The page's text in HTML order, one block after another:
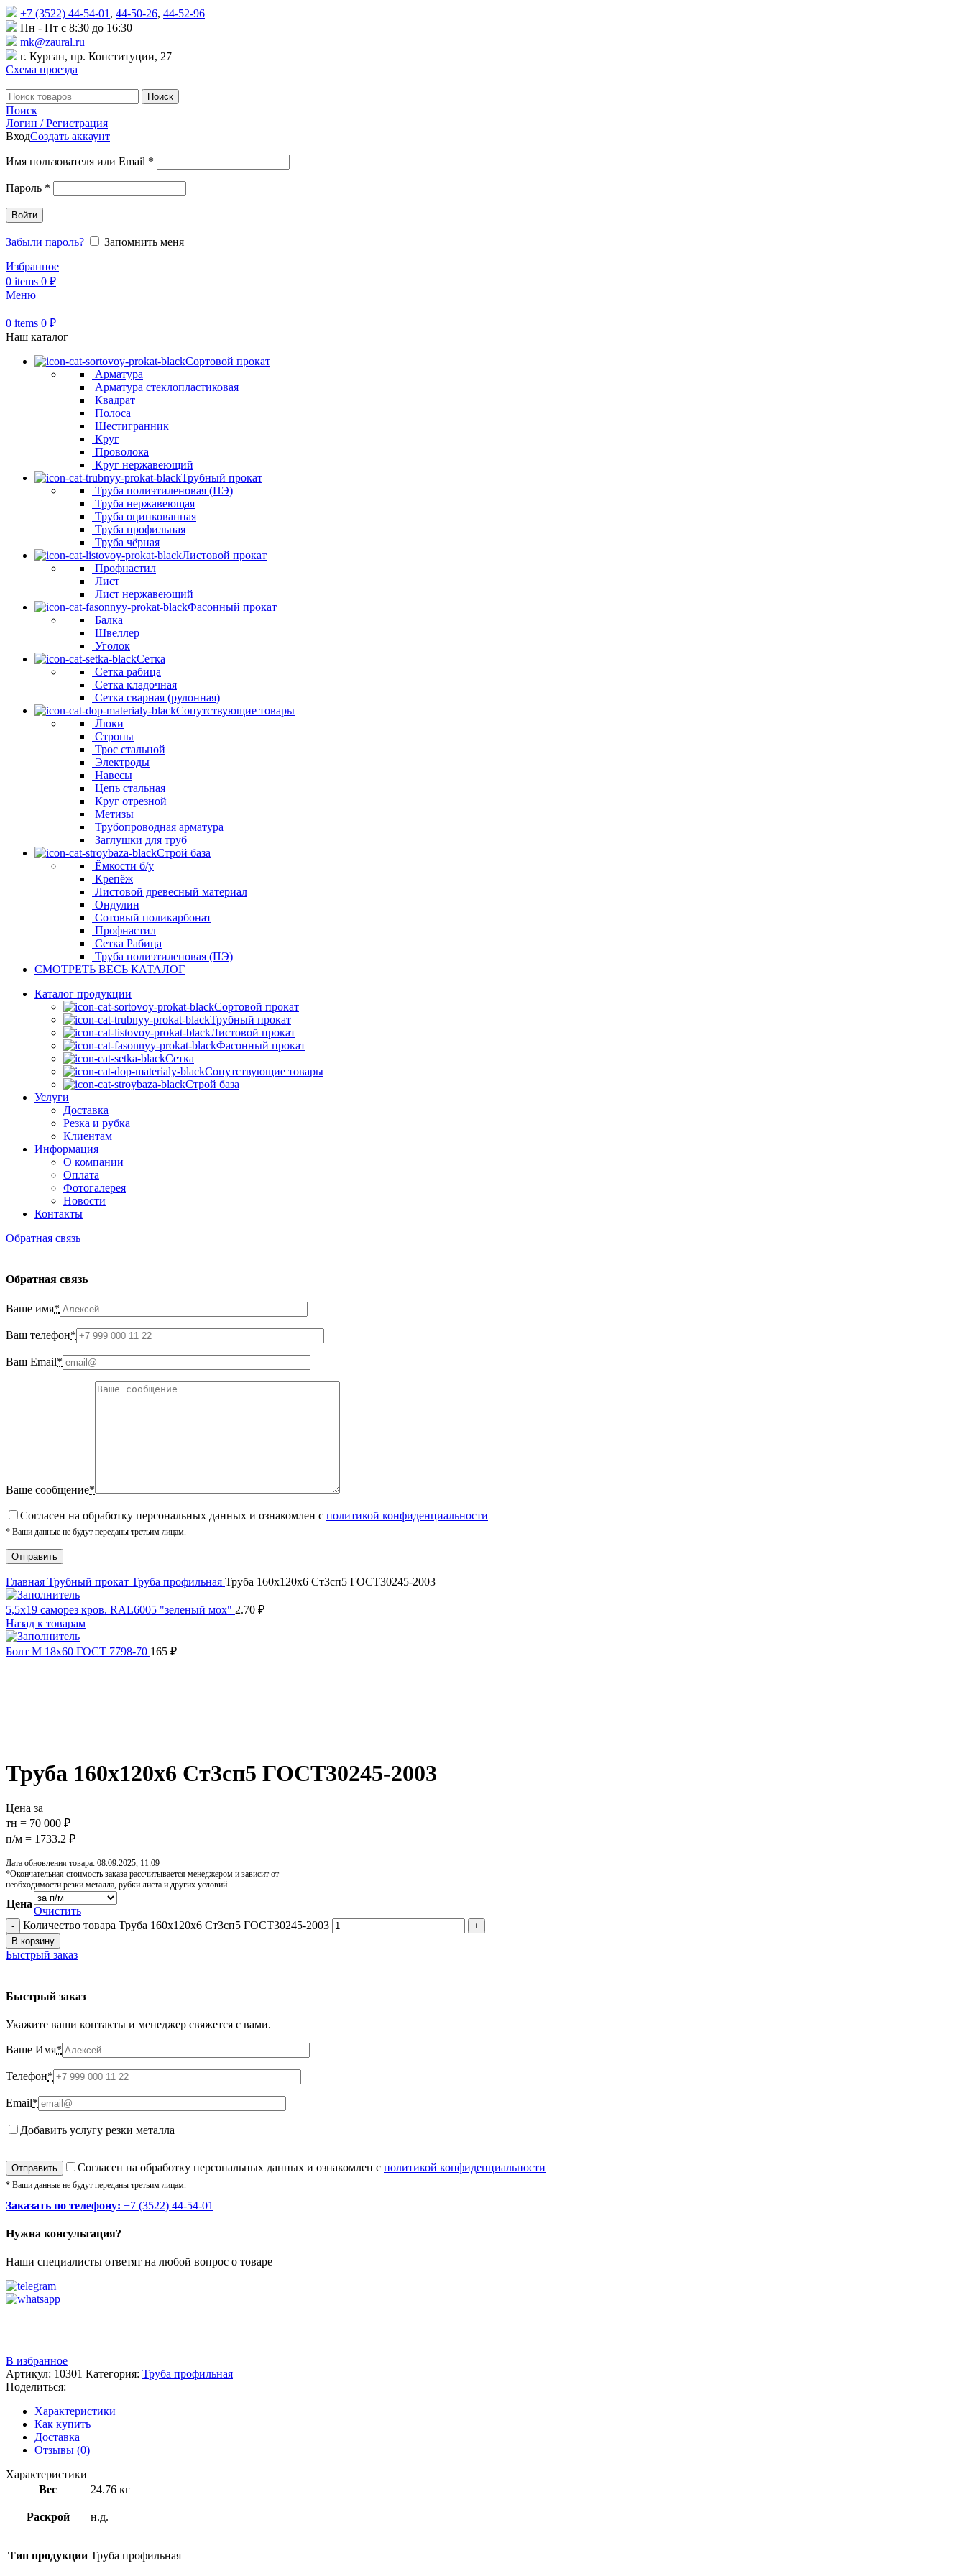
+7 (3522) 44-54-01 , 44-50-26, 44-52-96
Пн - Пт с 8:30 до 16:30
mk@zaural.ru
г. Курган, пр. Конституции, 27
Схема проезда
Поиск
Поиск
Логин / Регистрация
ВходСоздать аккаунт
Имя пользователя или Email *
Пароль *
Войти
Забыли пароль?
Запомнить меня
Избранное
0 items 0 ₽
Меню
0 items 0 ₽
Наш каталог
Сортовой прокат
Арматура
Арматура стеклопластиковая
Квадрат
Полоса
Шестигранник
Круг
Проволока
Круг нержавеющий
Трубный прокат
Труба полиэтиленовая (ПЭ)
Труба нержавеющая
Труба оцинкованная
Труба профильная
Труба чёрная
Листовой прокат
Профнастил
Лист
Лист нержавеющий
Фасонный прокат
Балка
Швеллер
Уголок
Сетка
Сетка рабица
Сетка кладочная
Сетка сварная (рулонная)
Сопутствующие товары
Люки
Стропы
Трос стальной
Электроды
Навесы
Цепь стальная
Круг отрезной
Метизы
Трубопроводная арматура
Заглушки для труб
Строй база
Ёмкости б/у
Крепёж
Листовой древесный материал
Ондулин
Сотовый поликарбонат
Профнастил
Сетка Рабица
Труба полиэтиленовая (ПЭ)
СМОТРЕТЬ ВЕСЬ КАТАЛОГ
Каталог продукции
Сортовой прокат
Трубный прокат
Листовой прокат
Фасонный прокат
Сетка
Сопутствующие товары
Строй база
Услуги
Доставка
Резка и рубка
Клиентам
Информация
О компании
Оплата
Фотогалерея
Новости
Контакты
Обратная связь
Обратная связь
Ваше имя*
Ваш телефон*
Ваш Email*
Ваше сообщение*
Cогласен на обработку персональных данных и ознакомлен с политикой конфиденциальности
* Ваши данные не будут переданы третьим лицам.
Главная Трубный прокат Труба профильная Труба 160х120х6 Ст3сп5 ГОСТ30245-2003
5,5х19 cаморез кров. RAL6005 "зеленый мох" 2.70 ₽
Назад к товарам
Болт М 18х60 ГОСТ 7798-70 165 ₽
Труба 160х120х6 Ст3сп5 ГОСТ30245-2003
Цена за
тн = 70 000 ₽
п/м = 1733.2 ₽
Дата обновления товара: 08.09.2025, 11:09
*Окончательная стоимость заказа рассчитывается менеджером и зависит от
необходимости резки металла, рубки листа и других условий.
Цена
Очистить
Количество товара Труба 160х120х6 Ст3сп5 ГОСТ30245-2003
В корзину
Быстрый заказ
Быстрый заказ
Укажите ваши контакты и менеджер свяжется с вами.
Ваше Имя*
Телефон*
Email*
Добавить услугу резки металла
Cогласен на обработку персональных данных и ознакомлен с политикой конфиденциальности
* Ваши данные не будут переданы третьим лицам.
Заказать по телефону: +7 (3522) 44-54-01
Нужна консультация?
Наши специалисты ответят на любой вопрос о товаре
В избранное
Артикул: 10301 Категория: Труба профильная
Поделиться:
Характеристики
Как купить
Доставка
Отзывы (0)
Характеристики
Вес
24.76 кг
Раскрой н.д.
Тип продукции Труба профильная